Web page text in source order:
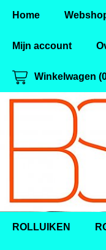
Home
Mijn account
Winkelwagen
ROLLUIKEN